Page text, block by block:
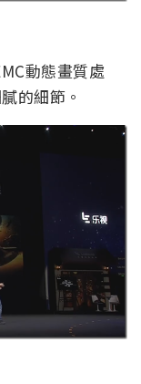
動態畫質處
的細節。